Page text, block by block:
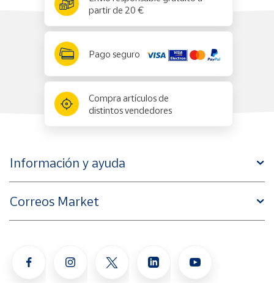
Edad recomendada: a partir de 3 años.
12 triángulos rectos.
14 triángulos isósceles.
20 triángulos equiláteros.
10 ventanas cuadradas.
10 ventanas con marco.
Medidas
Triángulos rectos: 7 x 7 x 0,7 cm.
Cuadrados grandes: 15 x 15 x 0,7 cm.
partir de 20 €
Pago seguro
Compra artículos de
distintos vendedores
Información y ayuda
Correos Market